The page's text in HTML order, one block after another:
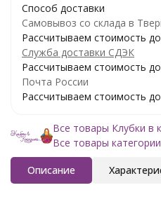
Способ доставки
Самовывоз со склада в
Рассчитываем стоимость
Служба доставки СДЭК
Рассчитываем стоимость
Почта России
Рассчитываем стоимость
Все товары Клубки в
Все товары категории
Описание